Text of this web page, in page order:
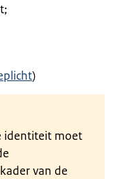
)
identiteit moet
van de